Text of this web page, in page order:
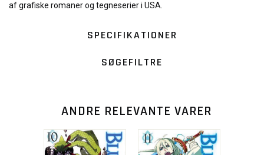
af grafiske romaner og tegneserier i USA.
SPECIFIKATIONER
SØGEFILTRE
ANDRE RELEVANTE VARER